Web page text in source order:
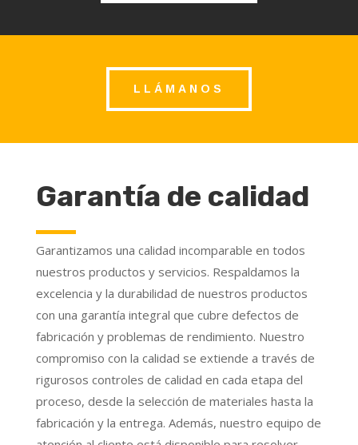
LLÁMANOS
Garantía de calidad
Garantizamos una calidad incomparable en todos
nuestros productos y servicios. Respaldamos la
excelencia y la durabilidad de nuestros productos
con una garantía integral que cubre defectos de
fabricación y problemas de rendimiento. Nuestro
compromiso con la calidad se extiende a través de
rigurosos controles de calidad en cada etapa del
proceso, desde la selección de materiales hasta la
fabricación y la entrega. Además, nuestro equipo de